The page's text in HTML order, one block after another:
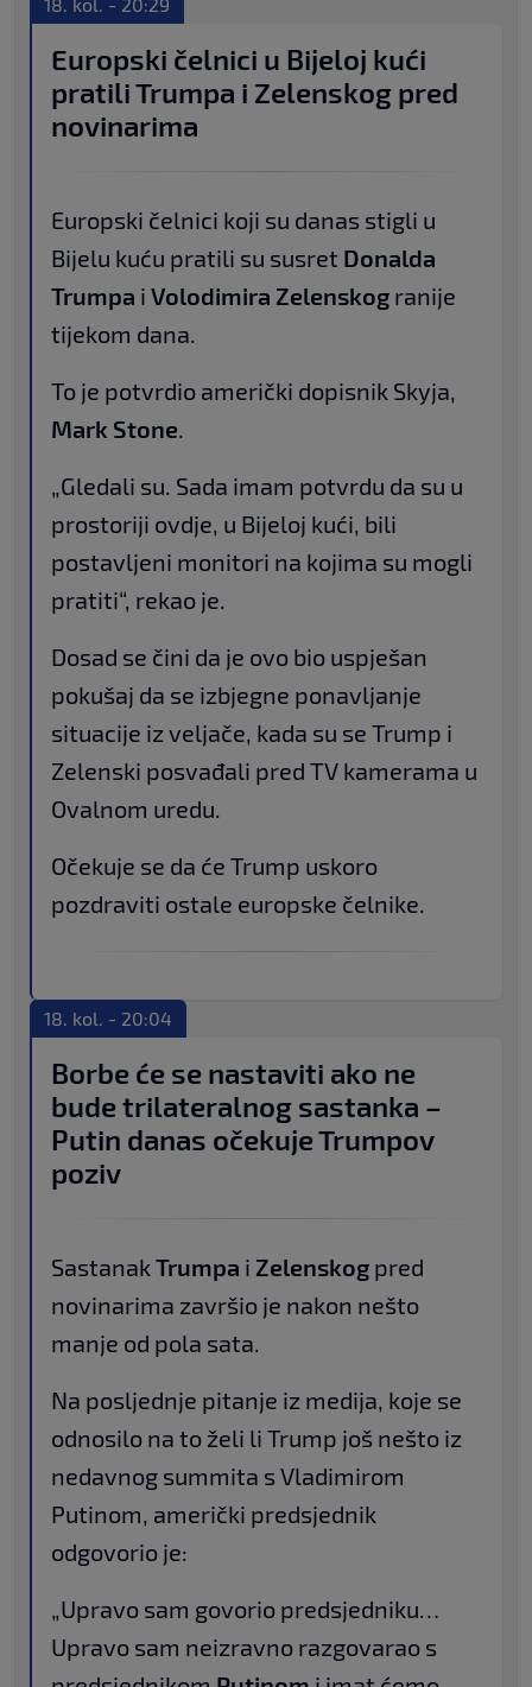
Europski čelnici u Bijeloj kući
pratili Trumpa i Zelenskog pred
novinarima
Europski čelnici koji su danas stigli u
Bijelu kuću pratili su susret Donalda
Trumpa i Volodimira Zelenskog ranije
tijekom dana.
To je potvrdio američki dopisnik Skyja,
Mark Stone
„Gledali su. Sada imam potvrdu da su u
prostoriji ovdje, u Bijeloj kući, bili
postavljeni monitori na kojima su mogli
pratiti“, rekao je.
Dosad se čini da je ovo bio uspješan
pokušaj da se izbjegne ponavljanje
situacije iz veljače, kada su se Trump i
Zelenski posvađali pred TV kamerama u
Ovalnom uredu.
Očekuje se da će Trump uskoro
pozdraviti ostale europske čelnike.
18. kol. - 20:04
Borbe će se nastaviti ako ne
bude trilateralnog sastanka –
Putin danas očekuje Trumpov
poziv
Sastanak Trumpa i Zelenskog pred
novinarima završio je nakon nešto
manje od pola sata.
Na posljednje pitanje iz medija, koje se
odnosilo na to želi li Trump još nešto iz
nedavnog summita s Vladimirom
Putinom, američki predsjednik
odgovorio je:
„Upravo sam govorio predsjedniku…
Upravo sam neizravno razgovarao s